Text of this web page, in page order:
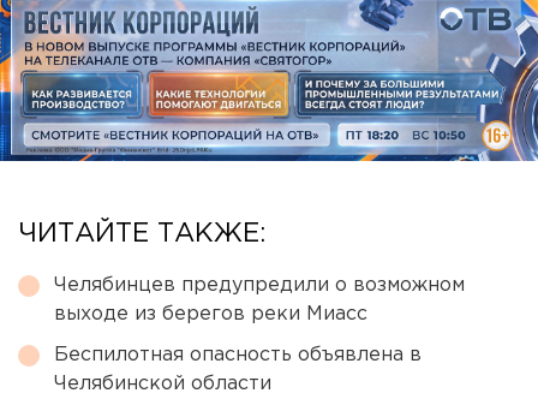
ЧИТАЙТЕ ТАКЖЕ:
Челябинцев предупредили о возможном
выходе из берегов реки Миасс
Беспилотная опасность объявлена в
Челябинской области